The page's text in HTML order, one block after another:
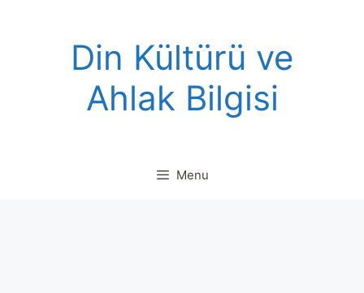
Din Kültürü ve
Ahlak Bilgisi
Menu